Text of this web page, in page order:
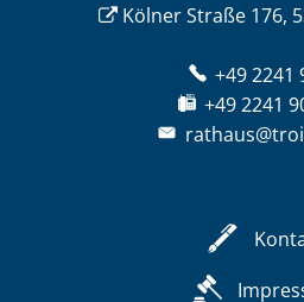
Kölner Straße 176,
+49 2241
+49 2241